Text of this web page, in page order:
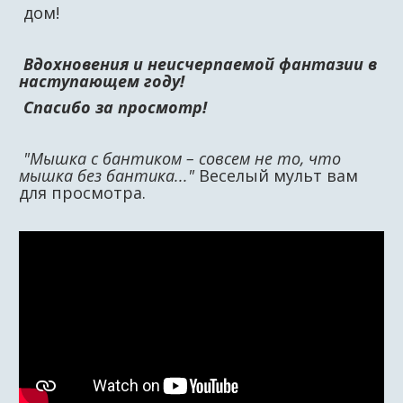
дом!
Вдохновения и неисчерпаемой фантазии в
наступающем году!
Спасибо за просмотр!
"Мышка с бантиком – совсем не то, что
мышка без бантика..." Веселый мульт вам
для просмотра.